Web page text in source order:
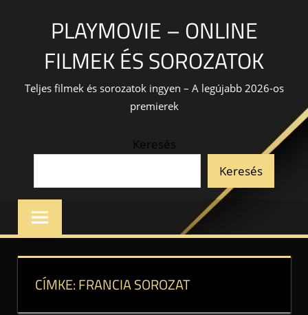
PLAYMOVIE – ONLINE
FILMEK ÉS SOROZATOK
Teljes filmek és sorozatok ingyen – A legújabb 2026-os
premierek
Keresés
Keresés
CÍMKE:FRANCIA SOROZAT